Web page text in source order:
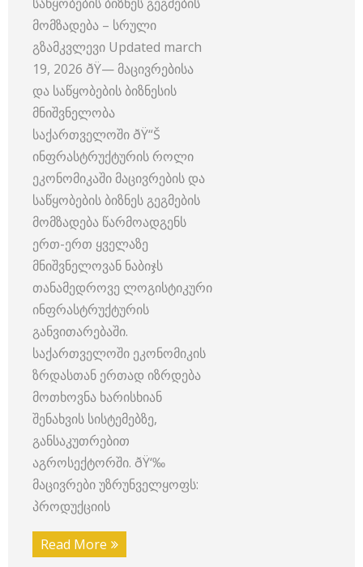
მომზადება – სრული
გზამკვლევი Updated march
19, 2026 ðŸ—️ მაცივრებისა
და საწყობების ბიზნესის
მნიშვნელობა
საქართველოში ðŸ“Š
ინფრასტრუქტურის როლი
ეკონომიკაში მაცივრების და
საწყობების ბიზნეს გეგმების
მომზადება წარმოადგენს
ერთ-ერთ ყველაზე
მნიშვნელოვან ნაბიჯს
თანამედროვე ლოგისტიკური
ინფრასტრუქტურის
განვითარებაში.
საქართველოში ეკონომიკის
ზრდასთან ერთად იზრდება
მოთხოვნა ხარისხიან
შენახვის სისტემებზე,
განსაკუთრებით
აგროსექტორში. ðŸ‘‰
მაცივრები უზრუნველყოფს:
პროდუქციის
Read More